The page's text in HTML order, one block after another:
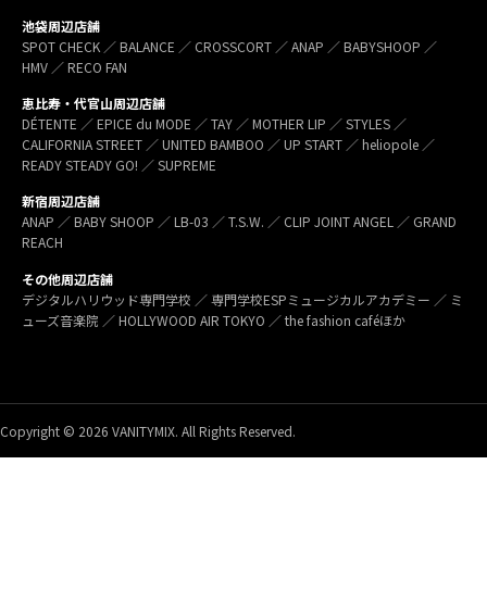
池袋周辺店舗
SPOT CHECK ／ BALANCE ／ CROSSCORT ／ ANAP ／ BABYSHOOP ／
HMV ／ RECO FAN
恵比寿・代官山周辺店舗
DÉTENTE ／ EPICE du MODE ／ TAY ／ MOTHER LIP ／ STYLES ／
CALIFORNIA STREET ／ UNITED BAMBOO ／ UP START ／ heliopole ／
READY STEADY GO! ／ SUPREME
新宿周辺店舗
ANAP ／ BABY SHOOP ／ LB-03 ／ T.S.W. ／ CLIP JOINT ANGEL ／ GRAND
REACH
その他周辺店舗
デジタルハリウッド専門学校 ／ 専門学校ESPミュージカルアカデミー ／ ミ
ューズ音楽院 ／ HOLLYWOOD AIR TOKYO ／ the fashion caféほか
Copyright © 2026 VANITYMIX. All Rights Reserved.